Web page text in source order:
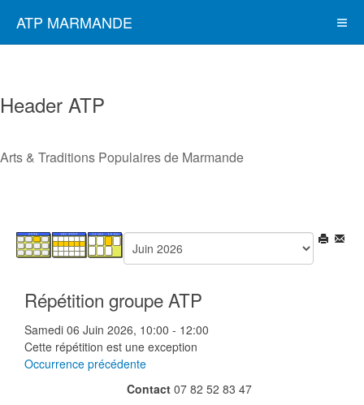
ATP MARMANDE
Header ATP
Arts & Traditions Populaires de Marmande
Répétition groupe ATP
Samedi 06 Juin 2026, 10:00 - 12:00
Cette répétition est une exception
Occurrence précédente
Contact07 82 52 83 47